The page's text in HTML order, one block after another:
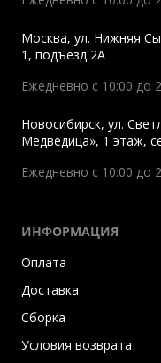
Москва, ул. Нижняя
1, подъезд 2A
Ежедневно с 10:00 до
Новосибирск, ул.
Медведица», 1 этаж,
Ежедневно с 10:00 до
ИНФОРМАЦИЯ
Оплата
Доставка
Сборка
Условия возврата